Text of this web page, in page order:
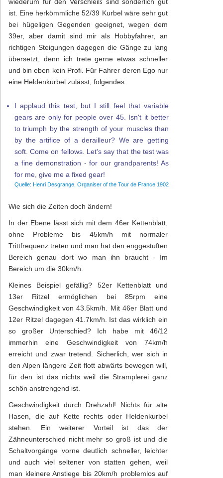
ist. Eine herkömmliche 52/39 Kurbel wäre sehr gut
bei hügeligen Gegenden geeignet, wegen dem
39er, aber damit sind mir als Hobbyfahrer, an
richtigen Steigungen dagegen die Gänge zu lang
übersetzt, denn ich trete gerne etwas schneller
und bin eben kein Profi. Für Fahrer deren Ego nur
eine Heldenkurbel zulässt, folgendes:
I applaud this test, but I still feel that variable
gears are only for people over 45. Isn't it better
to triumph by the strength of your muscles than
by the artifice of a derailleur? We are getting
soft. Come on fellows. Let's say that the test was
a fine demonstration - for our grandparents! As
for me, give me a fixed gear!
Wie sich die Zeiten doch ändern!
In der Ebene lässt sich mit dem 46er Kettenblatt,
ohne Probleme bis 45km/h mit normaler
Trittfrequenz treten und man hat den enggestuften
Bereich genau dort wo man ihn braucht - Im
Bereich um die 30km/h.
Kleines Beispiel gefällig? 52er Kettenblatt und
13er Ritzel ermöglichen bei 85rpm eine
Geschwindigkeit von 43.5km/h. Mit 46er Blatt und
12er Ritzel dagegen 41.7km/h. Ist das wirklich ein
so großer Unterschied? Ich habe mit 46/12
immerhin eine Geschwindigkeit von 74km/h
erreicht und zwar tretend. Sicherlich, wer sich in
den Alpen längere Zeit flott abwärts bewegen will,
für den ist das nichts weil die Stramplerei ganz
schön anstrengend ist.
Geschwindigkeit durch Drehzahl! Nichts für alte
Hasen, die auf Kette rechts oder Heldenkurbel
stehen. Ein weiterer Vorteil ist das der
Zähneunterschied nicht mehr so groß ist und die
Schaltvorgänge vorne deutlich schneller, leichter
und auch viel seltener von statten gehen, weil
man kleinere Anstiege bis 20km/h problemlos auf